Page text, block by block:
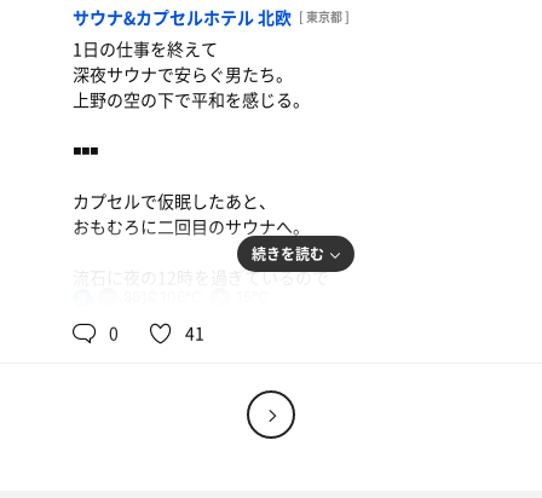
2セット目からは第1サウナ室の下段で、
カラカラの暑さに耐える。
3,4セット目は上段でガッツリと
今日は夏らしい柔らかい風が
まだ暑くなる前の空気を運んでくれて、
サウナ&カプセルホテル 北欧 [ 東京都 ]
1日の仕事を終えて
深夜サウナで安らぐ男たち。
上野の空の下で平和を感じる。
◾️◾️◾️
カプセルで仮眠したあと、
おもむろに二回目のサウナへ。
流石に夜の12時を過ぎているので
そんな風景をぼーっと眺めながら
続きを読む
0 41